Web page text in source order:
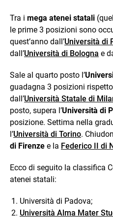
Tra i mega atenei statali
le prime 3 posizioni sono
quest’anno dall’Università di
dall’Università di Bologna e
Sale al quarto posto l’
guadagna 3 posizioni
dall’Università Statale di
posto, supera l’Università di
posizione. Settima nella
l’Università di Torino.
di Firenze e la Federico II di
Ecco di seguito la classifica
atenei statali:
Università di Padova;
Università Alma Mater